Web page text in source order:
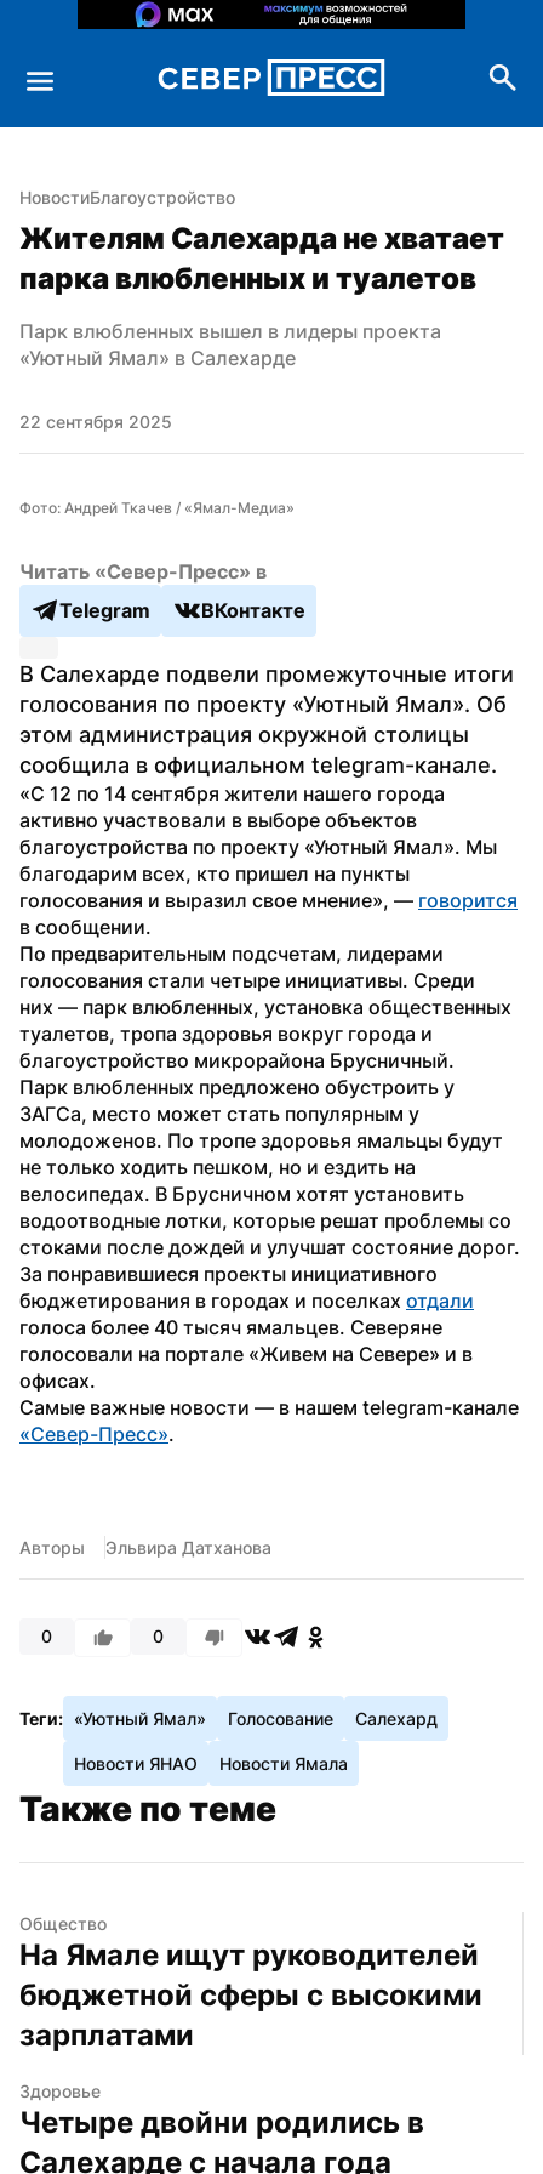
НовостиБлагоустройство
Жителям Салехарда не хватает
парка влюбленных и туалетов
Парк влюбленных вышел в лидеры проекта
«Уютный Ямал» в Салехарде
22 сентября 2025
Фото: Андрей Ткачев / «Ямал-Медиа»
Читать «Север-Пресс» в
Telegram
ВКонтакте
В Салехарде подвели промежуточные итоги
голосования по проекту «Уютный Ямал». Об
этом администрация окружной столицы
сообщила в официальном telegram-канале.
«С 12 по 14 сентября жители нашего города
активно участвовали в выборе объектов
благоустройства по проекту «Уютный Ямал». Мы
благодарим всех, кто пришел на пункты
голосования и выразил свое мнение», — говорится
в сообщении.
По предварительным подсчетам, лидерами
голосования стали четыре инициативы. Среди
них — парк влюбленных, установка общественных
туалетов, тропа здоровья вокруг города и
благоустройство микрорайона Брусничный.
Парк влюбленных предложено обустроить у
ЗАГСа, место может стать популярным у
молодоженов. По тропе здоровья ямальцы будут
не только ходить пешком, но и ездить на
велосипедах. В Брусничном хотят установить
водоотводные лотки, которые решат проблемы со
стоками после дождей и улучшат состояние дорог.
За понравившиеся проекты инициативного
бюджетирования в городах и поселках отдали
голоса более 40 тысяч ямальцев. Северяне
голосовали на портале «Живем на Севере» и в
офисах.
«Север-Пресс».
Авторы Эльвира Датханова
0 0
Теги: «Уютный Ямал» Голосование Салехард
Новости ЯНАО Новости Ямала
Также по теме
Общество
На Ямале ищут руководителей
бюджетной сферы с высокими
зарплатами
Здоровье
Четыре двойни родились в
Салехарде с начала года